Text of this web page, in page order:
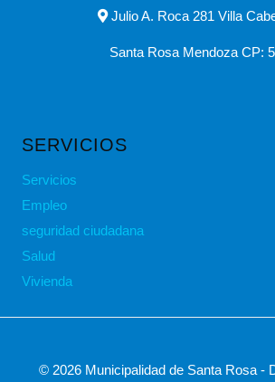
Julio A. Roca 281 Villa
Santa Rosa Mendoza CP:
SERVICIOS
Servicios
Empleo
seguridad ciudadana
Salud
Vivienda
© 2026 Municipalidad de Santa Rosa -